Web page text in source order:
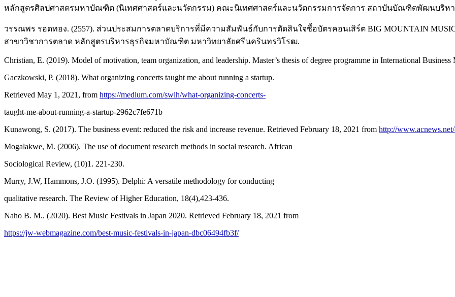
หลักสูตรศิลปศาสตรมหาบัณฑิต (นิเทศศาสตร์และนวัตกรรม) คณะนิเทศศาสตร์และนวัตกรรมการจัดการ สถาบันบัณฑิตพัฒนบริห
วรรณพร รอดทอง. (2557). ส่วนประสมการตลาดบริการที่มีความสัมพันธ์กับการตัดสินใจซื้อบัตรคอนเสิร์ต BIG MOUNTAIN
สาขาวิชาการตลาด หลักสูตรบริหารธุรกิจมหาบัณฑิต มหาวิทยาลัยศรีนครินทรวิโรฒ.
Christian, E. (2019). Model of motivation, team organization, and leadership. Master’s thesis of degree programme in International
Gaczkowski, P. (2018). What organizing concerts taught me about running a startup.
Retrieved May 1, 2021, from https://medium.com/swlh/what-organizing-concerts-
taught-me-about-running-a-startup-2962c7fe671b
Kunawong, S. (2017). The business event: reduced the risk and increase revenue. Retrieved February 18, 2021 from http://
Mogalakwe, M. (2006). The use of document research methods in social research. African
Sociological Review, (10)1. 221-230.
Murry, J.W, Hammons, J.O. (1995). Delphi: A versatile methodology for conducting
qualitative research. The Review of Higher Education, 18(4),423-436.
Naho B. M.. (2020). Best Music Festivals in Japan 2020. Retrieved February 18, 2021 from
https://jw-webmagazine.com/best-music-festivals-in-japan-dbc06494fb3f/